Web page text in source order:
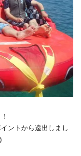
ントから遠出しまし